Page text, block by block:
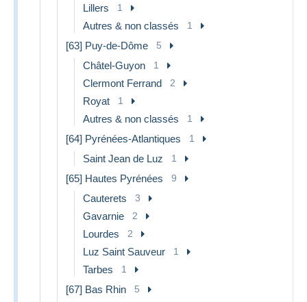
Lillers 1
Autres & non classés 1
[63] Puy-de-Dôme 5
Châtel-Guyon 1
Clermont Ferrand 2
Royat 1
Autres & non classés 1
[64] Pyrénées-Atlantiques 1
Saint Jean de Luz 1
[65] Hautes Pyrénées 9
Cauterets 3
Gavarnie 2
Lourdes 2
Luz Saint Sauveur 1
Tarbes 1
[67] Bas Rhin 5